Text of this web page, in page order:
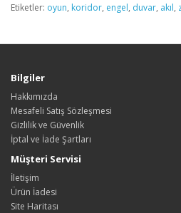
Etiketler: oyun, koridor, engel, duvar, akıl,
Bilgiler
Hakkımızda
Mesafeli Satış Sözleşmesi
Gizlilik ve Güvenlik
İptal ve İade Şartları
Müşteri Servisi
İletişim
Ürün İadesi
Site Haritası